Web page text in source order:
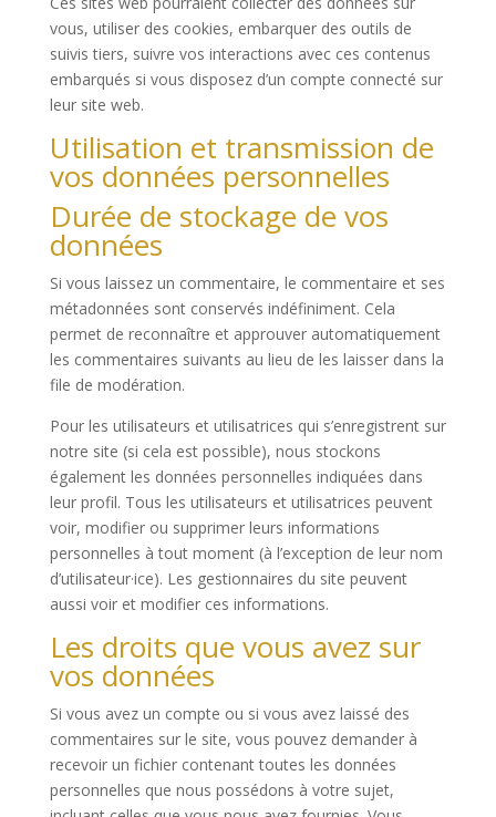
vous, utiliser des cookies, embarquer des outils de
suivis tiers, suivre vos interactions avec ces contenus
embarqués si vous disposez d’un compte connecté sur
leur site web.
Utilisation et transmission de
vos données personnelles
Durée de stockage de vos
données
Si vous laissez un commentaire, le commentaire et ses
métadonnées sont conservés indéfiniment. Cela
permet de reconnaître et approuver automatiquement
les commentaires suivants au lieu de les laisser dans la
file de modération.
Pour les utilisateurs et utilisatrices qui s’enregistrent sur
notre site (si cela est possible), nous stockons
également les données personnelles indiquées dans
leur profil. Tous les utilisateurs et utilisatrices peuvent
voir, modifier ou supprimer leurs informations
personnelles à tout moment (à l’exception de leur nom
d’utilisateur·ice). Les gestionnaires du site peuvent
aussi voir et modifier ces informations.
Les droits que vous avez sur
vos données
Si vous avez un compte ou si vous avez laissé des
commentaires sur le site, vous pouvez demander à
recevoir un fichier contenant toutes les données
personnelles que nous possédons à votre sujet,